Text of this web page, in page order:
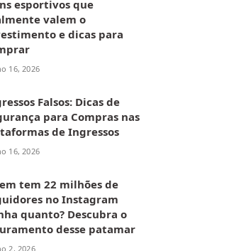
esportivos que
valem o
e dicas para
16, 2026
Falsos: Dicas de
para Compras nas
de Ingressos
16, 2026
tem 22 milhões de
no Instagram
quanto? Descubra o
desse patamar
2, 2026